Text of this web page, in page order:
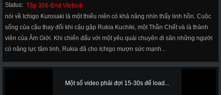
Status: Tập 366-End Vietsub
nói về Ichigo Kurosaki là một thiếu niên có khả năng nhìn thấy linh hồn. Cuộc
sống của cậu thay đổi khi cậu gặp Rukia Kuchiki, một Thần Chết và là thành
viên của Âm Giới. Khi chiến đấu với một yêu quái chuyên đi săn những người
có năng lực tâm linh, Rukia đã cho Ichigo mượn sức mạnh...
Một số video phải đợi 15-30s để load...